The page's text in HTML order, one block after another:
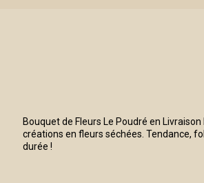
Bouquet de Fleurs Le Poudré en
créations en fleurs séchées. Tendance,
durée !